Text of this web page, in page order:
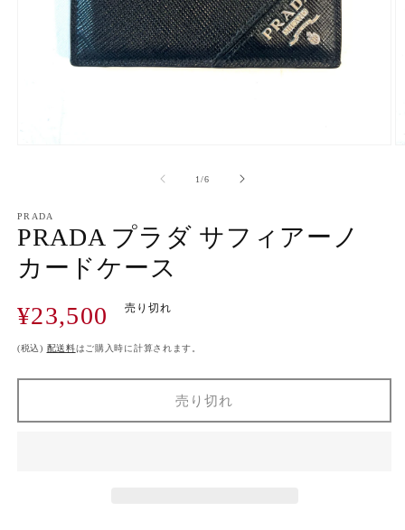
で
メ
デ
ィ
ア
を
開
く
1/の
6
PRADA
PRADA プラダ サフィアーノ
カードケース
通
常
価
¥23,500 売り切れ
(税込) 配送料はご購入時に計算されます。
売り切れ